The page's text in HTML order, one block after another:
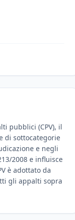
pubblici (CPV), il
di sottocategorie
e negli
2008 e influisce
è adottato da
gli appalti sopra